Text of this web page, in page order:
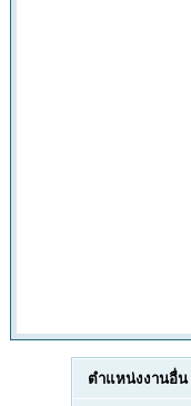
ตำแหน่งงานอื่น